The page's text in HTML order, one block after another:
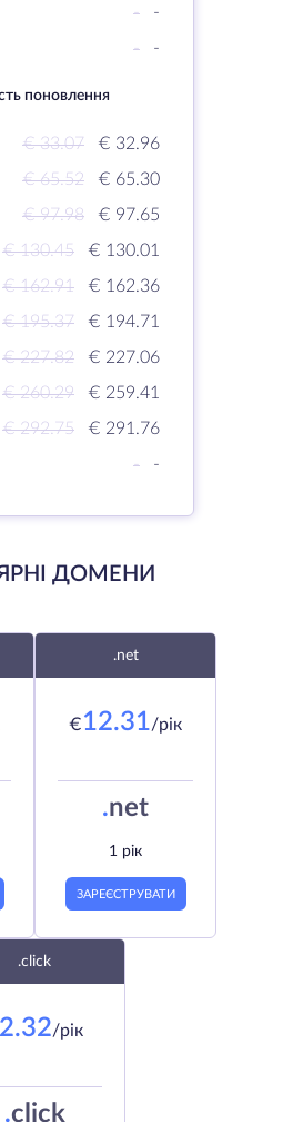
-
-
- -
поновлення
€ 33.07
€ 32.96
€ 65.52
€ 65.30
€ 97.98
€ 97.65
€ 130.45
€ 130.01
€ 162.91
€ 162.36
€ 195.37
€ 194.71
€ 227.82
€ 227.06
€ 260.29
€ 259.41
€ 292.75
€ 291.76
- -
ДОМЕНИ
.net
€12.31/рік
.net
1 рік
ЗАРЕЄСТРУВАТИ
.click
2.32/рік
.click